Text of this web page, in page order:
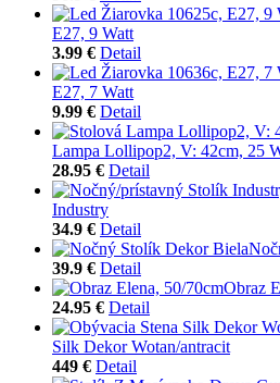
E27, 9 Watt
3.99 € Detail
E27, 7 Watt
9.99 € Detail
Lampa Lollipop2, V: 42cm, 25
28.95 € Detail
Industry
34.9 € Detail
39.9 € Detail
Obraz
24.95 € Detail
Silk Dekor Wotan/antracit
449 € Detail